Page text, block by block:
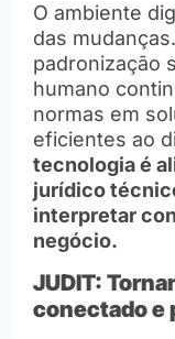
O ambiente
das
padronização
humano
normas em
eficientes ao
tecnologia é
jurídico
interpretar
negócio.
JUDIT:
conectado e